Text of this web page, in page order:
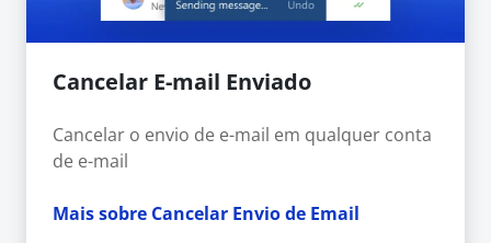
Cancelar E-mail Enviado
Cancelar o envio de e-mail em qualquer conta
de e-mail
Mais sobre Cancelar Envio de Email